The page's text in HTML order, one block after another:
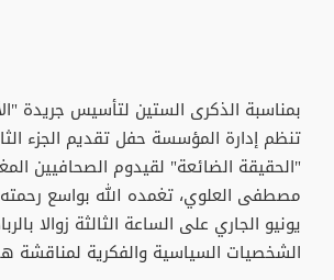
بمناسبة الذكرى الستين لتأسيس جريدة
تنظم إدارة المؤسسة حفل تقديم الجزء
"الحقيقة الضائعة" لقيدوم الصحافيين
يونيو الجاري على الساعة الثالثة زوالا
الشخصيات السياسية والفكرية لمناقشة